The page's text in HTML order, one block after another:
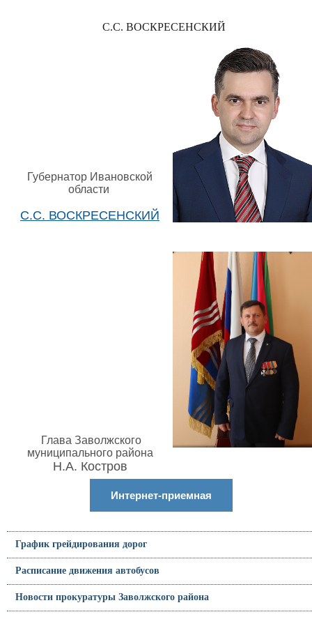
С.С. ВОСКРЕСЕНСКИЙ
Губернатор Ивановской
области
С.С. ВОСКРЕСЕНСКИЙ
Глава Заволжского
муниципального района
Н.А. Костров
Интернет-приемная
График грейдирования дорог
Расписание движения автобусов
Новости прокуратуры Заволжского района